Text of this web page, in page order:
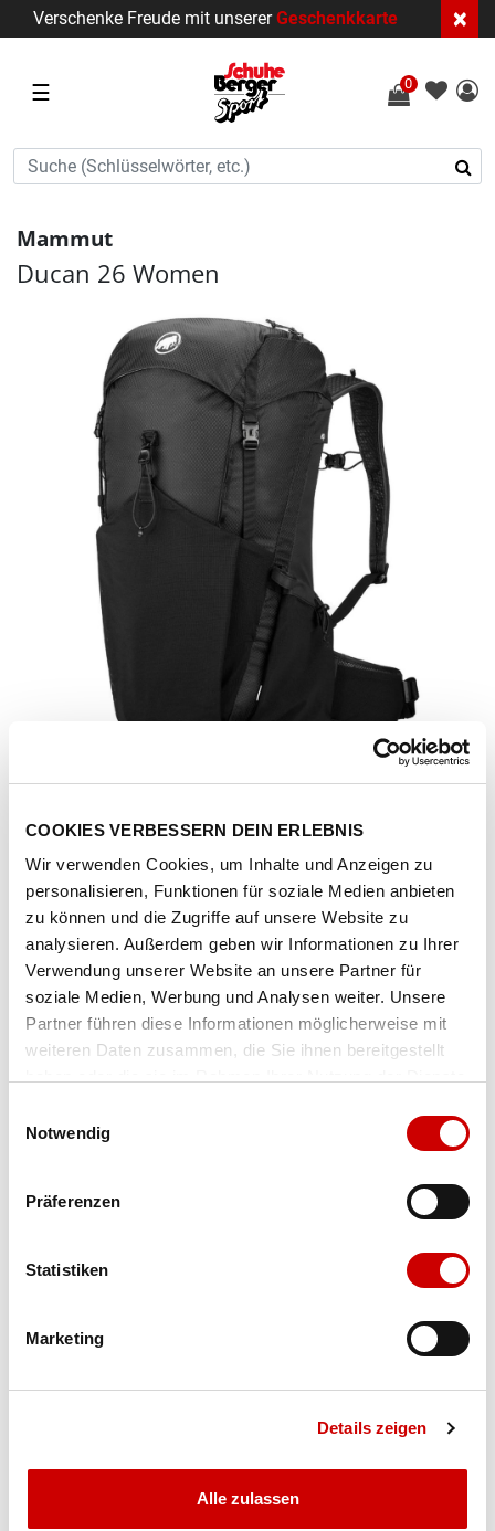
COOKIES VERBESSERN DEIN ERLEBNIS
Wir verwenden Cookies, um Inhalte und Anzeigen zu
personalisieren, Funktionen für soziale Medien anbieten
zu können und die Zugriffe auf unsere Website zu
analysieren. Außerdem geben wir Informationen zu Ihrer
Verwendung unserer Website an unsere Partner für
soziale Medien, Werbung und Analysen weiter. Unsere
Partner führen diese Informationen möglicherweise mit
weiteren Daten zusammen, die Sie ihnen bereitgestellt
Notwendig
Präferenzen
Statistiken
Marketing
Details zeigen
Alle zulassen
Verschenke Freude mit unsererGeschenkkarte ×
☰ 0
Mammut
Ducan 26 Women
Artikel-Nr.3000565114
Farbe black
Grösse Menge
Bis 17:00 Uhr bestellen: morgen geliefert - ab CHF 50.00
portofrei
Eigenschaften